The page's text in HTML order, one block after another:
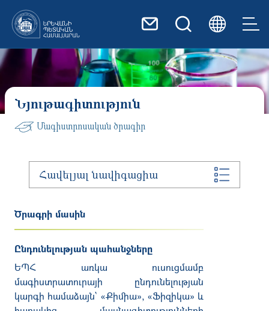
Նյութագիտություն
Մագիստրոսական ծրագիր
Հավելյալ նավիգացիա
Ծրագրի մասին
Ընդունելության պահանջները
ԵՊՀ առկա ուսուցմամբ
մագիստրատուրայի ընդունելության
կարգի համաձայն` «Քիմիա», «Ֆիզիկա» և